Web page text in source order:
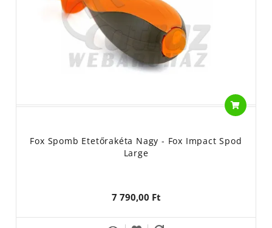
Fox Spomb Etetőrakéta Nagy - Fox Impact Spod
Large
7 790,00 Ft